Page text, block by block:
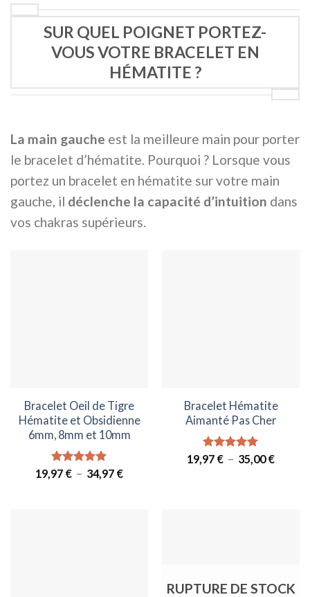
SUR QUEL POIGNET PORTEZ-
VOUS VOTRE BRACELET EN
HÉMATITE ?
La main gauche est la meilleure main pour porter
le bracelet d’hématite. Pourquoi ? Lorsque vous
portez un bracelet en hématite sur votre main
gauche, il déclenche la capacité d’intuition dans
vos chakras supérieurs.
Bracelet Oeil de Tigre
Hématite et Obsidienne
6mm, 8mm et 10mm
Note5.00
19,97 € – 34,97 €Plage
Bracelet Hématite
Aimanté Pas Cher
Note4.93
19,97 € – 35,00€Plage
RUPTURE DE STOCK